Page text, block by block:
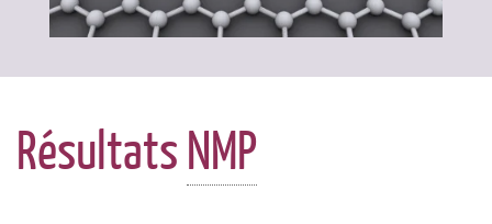
RésultatsNMP